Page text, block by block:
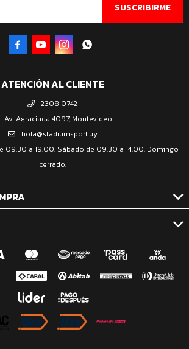
ATENCIÓN AL CLIENTE
2308 0742
Av. Agraciada 4097, Montevideo
hola@stadiumsport.uy
09:30 a 19:00. Sábado de 09:30 a 14:00. Domingo
cerrado.
SUSCRIBIRME
   